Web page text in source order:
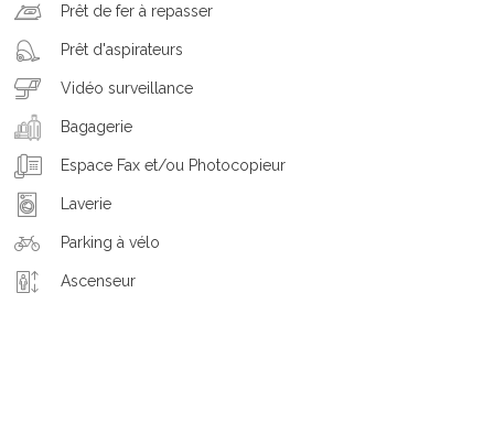
Prêt de fer à repasser
Prêt d'aspirateurs
Vidéo surveillance
Bagagerie
Espace Fax et/ou Photocopieur
Laverie
Parking à vélo
Ascenseur